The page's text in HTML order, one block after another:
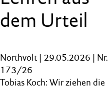
dem Urteil
Northvolt | 29.05.2026 | Nr.
173/26
Tobias Koch: Wir ziehen die